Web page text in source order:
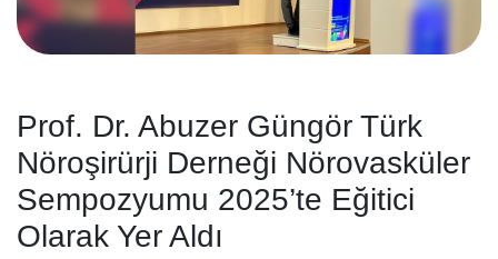
Prof. Dr. Abuzer Güngör Türk
Nöroşirürji Derneği Nörovasküler
Sempozyumu 2025’te Eğitici
Olarak Yer Aldı